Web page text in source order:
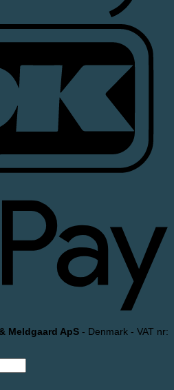
Meldgaard ApS - Denmark - VAT nr: